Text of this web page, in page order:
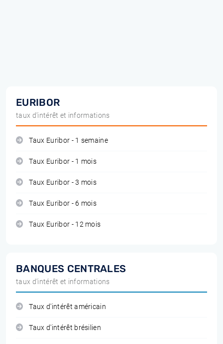
EURIBOR
taux d'intérêt et informations
Taux Euribor - 1 semaine
Taux Euribor - 1 mois
Taux Euribor - 3 mois
Taux Euribor - 6 mois
Taux Euribor - 12 mois
BANQUES CENTRALES
taux d'intérêt et informations
Taux d'intérêt américain
Taux d'intérêt brésilien